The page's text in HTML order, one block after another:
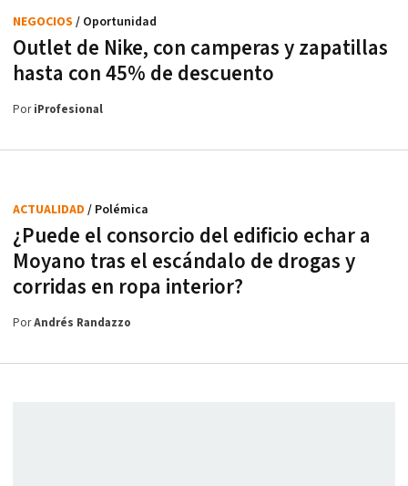
Outlet de Nike, con camperas y zapatillas
hasta con 45% de descuento
NEGOCIOS / Oportunidad
PoriProfesional
¿Puede el consorcio del edificio echar a
Moyano tras el escándalo de drogas y
corridas en ropa interior?
ACTUALIDAD / Polémica
PorAndrés Randazzo